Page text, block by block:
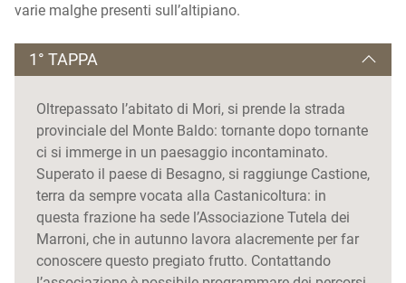
varie malghe presenti sull’altipiano.
1° TAPPA
Oltrepassato l’abitato di Mori, si prende la strada
provinciale del Monte Baldo: tornante dopo tornante
ci si immerge in un paesaggio incontaminato.
Superato il paese di Besagno, si raggiunge Castione,
terra da sempre vocata alla Castanicoltura: in
questa frazione ha sede l’Associazione Tutela dei
Marroni, che in autunno lavora alacremente per far
conoscere questo pregiato frutto. Contattando